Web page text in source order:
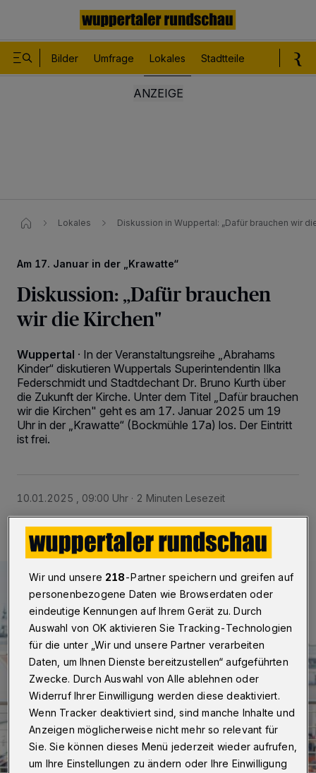
Bilder Umfrage Lokales Stadtteile
Lokales Diskussion in Wuppertal: „Dafür brauchen wir
Am 17. Januar in der „Krawatte“
Diskussion: „Dafür brauchen
wir die Kirchen"
Wuppertal · In der Veranstaltungsreihe „Abrahams
Kinder“ diskutieren Wuppertals Superintendentin Ilka
Federschmidt und Stadtdechant Dr. Bruno Kurth über
die Zukunft der Kirche. Unter dem Titel „Dafür brauchen
wir die Kirchen" geht es am 17. Januar 2025 um 19
Uhr in der „Krawatte“ (Bockmühle 17a) los. Der Eintritt
ist frei.
10.01.2025 , 09:00 Uhr 2 Minuten Lesezeit
Wir und unsere 218-Partner speichern und greifen auf
personenbezogene Daten wie Browserdaten oder
eindeutige Kennungen auf Ihrem Gerät zu. Durch
Auswahl von OK aktivieren Sie Tracking-Technologien
für die unter „Wir und unsere Partner verarbeiten
Daten, um Ihnen Dienste bereitzustellen“ aufgeführten
Zwecke. Durch Auswahl von Alle ablehnen oder
Widerruf Ihrer Einwilligung werden diese deaktiviert.
Wenn Tracker deaktiviert sind, sind manche Inhalte und
Anzeigen möglicherweise nicht mehr so relevant für
Sie. Sie können dieses Menü jederzeit wieder aufrufen,
um Ihre Einstellungen zu ändern oder Ihre Einwilligung